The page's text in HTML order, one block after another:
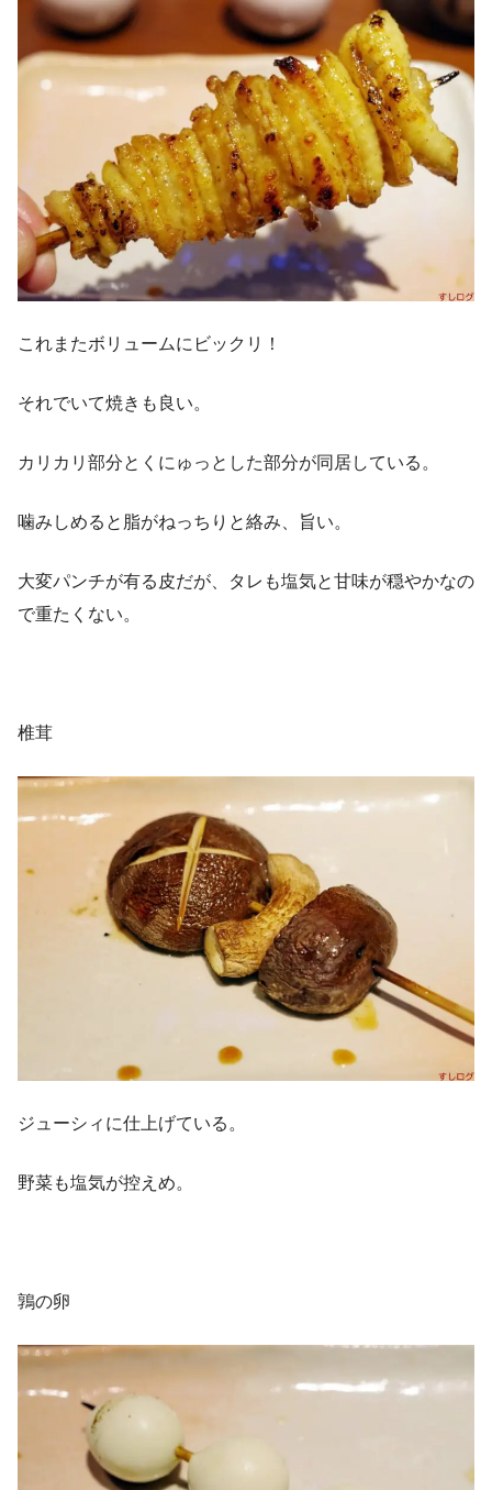
これまたボリュームにビックリ！
それでいて焼きも良い。
カリカリ部分とくにゅっとした部分が同居している。
噛みしめると脂がねっちりと絡み、旨い。
大変パンチが有る皮だが、タレも塩気と甘味が穏やかなの
で重たくない。
椎茸
ジューシィに仕上げている。
野菜も塩気が控えめ。
鶉の卵